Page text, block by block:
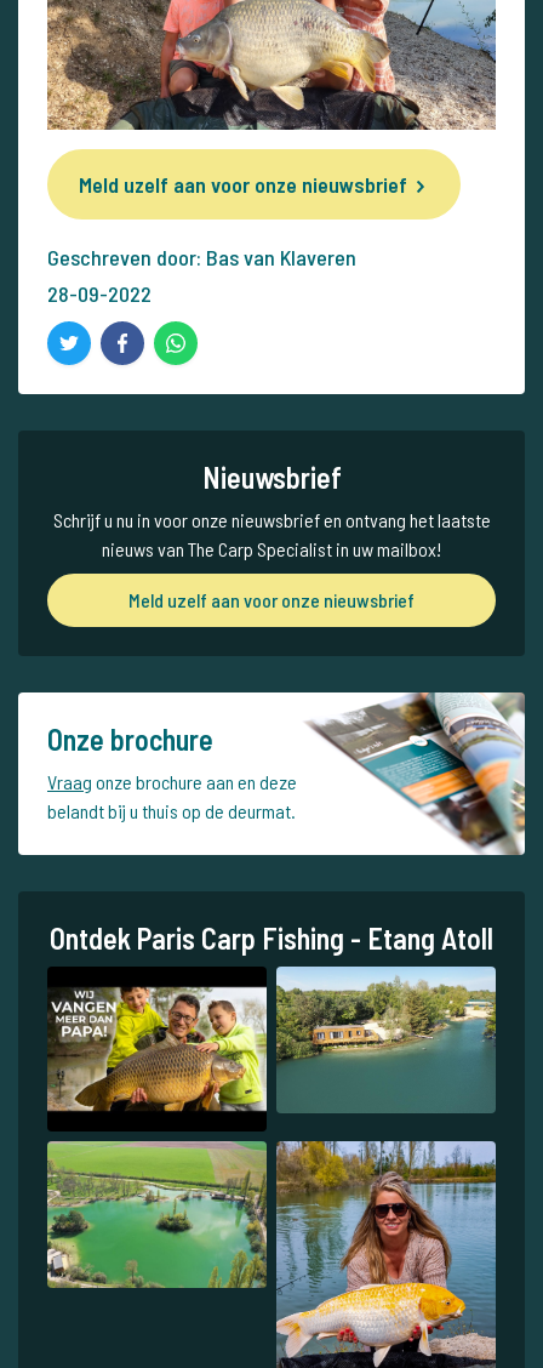
Meld uzelf aan voor onze nieuwsbrief
Geschreven door: Bas van Klaveren
28-09-2022
Nieuwsbrief
Schrijf u nu in voor onze nieuwsbrief en ontvang het laatste
nieuws van The Carp Specialist in uw mailbox!
Meld uzelf aan voor onze nieuwsbrief
Onze brochure
Vraag onze brochure aan en deze
belandt bij u thuis op de deurmat.
Ontdek Paris Carp Fishing - Etang Atoll